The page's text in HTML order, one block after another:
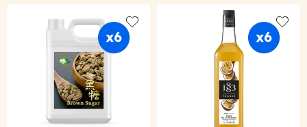
Add to wishlist Add